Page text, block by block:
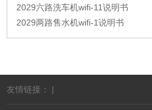
2029六路洗车机wifi-11说明书
2029两路售水机wifi-1说明书
友情链接： |